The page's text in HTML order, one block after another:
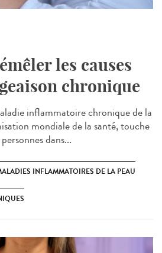
les causes
chronique
inflammatoire chronique de la
mondiale de la santé, touche
dans...
INFLAMMATOIRES DE LA PEAU